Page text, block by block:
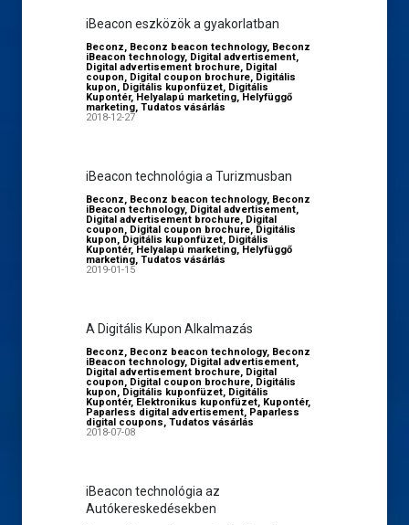
iBeacon eszközök a gyakorlatban
Beconz, Beconz beacon technology, Beconz
iBeacon technology, Digital advertisement,
Digital advertisement brochure, Digital
coupon, Digital coupon brochure, Digitális
kupon, Digitális kuponfüzet, Digitális
Kupontér, Helyalapú marketing, Helyfüggő
marketing, Tudatos vásárlás
2018-12-27
iBeacon technológia a Turizmusban
Beconz, Beconz beacon technology, Beconz
iBeacon technology, Digital advertisement,
Digital advertisement brochure, Digital
coupon, Digital coupon brochure, Digitális
kupon, Digitális kuponfüzet, Digitális
Kupontér, Helyalapú marketing, Helyfüggő
marketing, Tudatos vásárlás
2019-01-15
A Digitális Kupon Alkalmazás
Beconz, Beconz beacon technology, Beconz
iBeacon technology, Digital advertisement,
Digital advertisement brochure, Digital
coupon, Digital coupon brochure, Digitális
kupon, Digitális kuponfüzet, Digitális
Kupontér, Elektronikus kuponfüzet, Kupontér,
Paparless digital advertisement, Paparless
digital coupons, Tudatos vásárlás
2018-07-08
iBeacon technológia az
Autókereskedésekben